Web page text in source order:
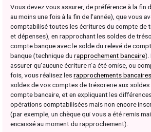
Vous devez vous assurer, de préférence à la fin
au moins une fois à la fin de l'année), que vous
comptabilisé toutes les écritures du compte de
et dépenses), en rapprochant les soldes de
compte banque avec le solde du relevé de
banque (technique du rapprochement bancaire).
assurer qu'aucune écriture n'a été omise, ou
fois, vous réalisez lesrapprochements bancaires
soldes de vos comptes de trésorerie aux
compte bancaire, et en expliquant les
opérations comptabilisées mais non encore
(par exemple, un chèque qui vous a été remis
encaissé au moment du rapprochement).